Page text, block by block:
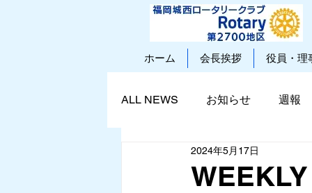
ホーム 会長挨拶 役員・理
ALL NEWS お知らせ 週報
2024年5月17日